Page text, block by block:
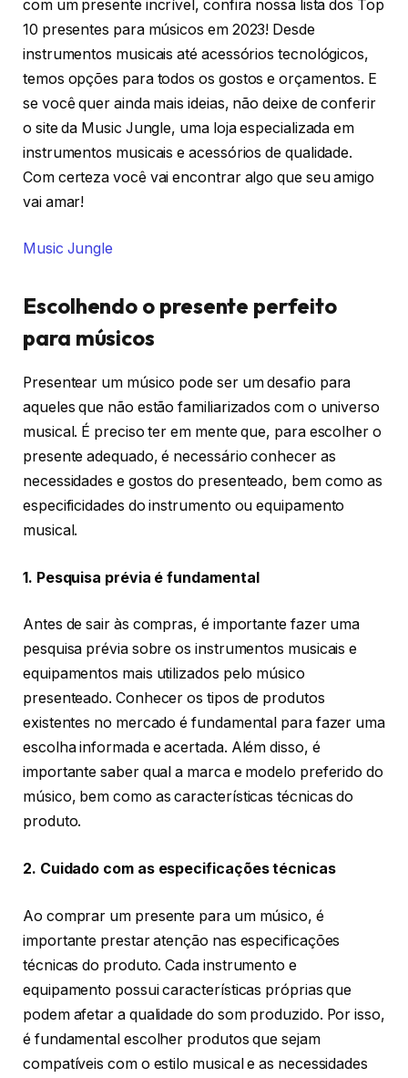
com um presente incrível, confira nossa lista dos Top
10 presentes para músicos em 2023! Desde
instrumentos musicais até acessórios tecnológicos,
temos opções para todos os gostos e orçamentos. E
se você quer ainda mais ideias, não deixe de conferir
o site da Music Jungle, uma loja especializada em
instrumentos musicais e acessórios de qualidade.
Com certeza você vai encontrar algo que seu amigo
vai amar!
Music Jungle
Escolhendo o presente perfeito
para músicos
Presentear um músico pode ser um desafio para
aqueles que não estão familiarizados com o universo
musical. É preciso ter em mente que, para escolher o
presente adequado, é necessário conhecer as
necessidades e gostos do presenteado, bem como as
especificidades do instrumento ou equipamento
musical.
1. Pesquisa prévia é fundamental
Antes de sair às compras, é importante fazer uma
pesquisa prévia sobre os instrumentos musicais e
equipamentos mais utilizados pelo músico
presenteado. Conhecer os tipos de produtos
existentes no mercado é fundamental para fazer uma
escolha informada e acertada. Além disso, é
importante saber qual a marca e modelo preferido do
músico, bem como as características técnicas do
produto.
2. Cuidado com as especificações técnicas
Ao comprar um presente para um músico, é
importante prestar atenção nas especificações
técnicas do produto. Cada instrumento e
equipamento possui características próprias que
podem afetar a qualidade do som produzido. Por isso,
é fundamental escolher produtos que sejam
compatíveis com o estilo musical e as necessidades